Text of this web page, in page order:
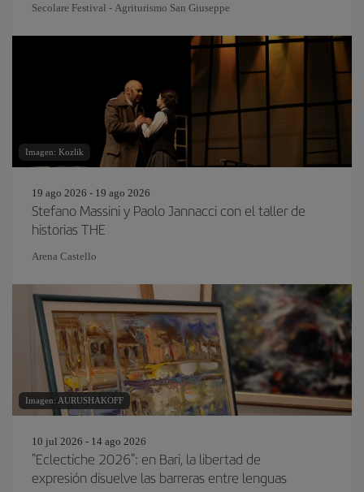
Secolare Festival - Agriturismo San Giuseppe
Imagen: Kozlik
19 ago 2026 - 19 ago 2026
Stefano Massini y Paolo Jannacci con el taller de
historias THE
Arena Castello
Imagen: AURUSHAKOFF
10 jul 2026 - 14 ago 2026
"Eclectiche 2026": en Bari, la libertad de
expresión disuelve las barreras entre lenguas